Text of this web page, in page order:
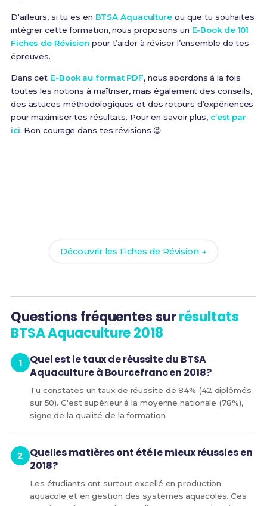
D'ailleurs, si tu es en BTSA Aquacultureou que tu souhaites
intégrer cette formation, nous proposons un E-Book de 101
Fiches de Révision pour t’aider à réviser l’ensemble de tes
épreuves.
Dans cet E-Book au format PDF, nous abordons à la fois
toutes les notions à maîtriser, mais également des conseils,
des astuces méthodologiques et des retours d’expériences
pour maximiser tes résultats. Pour en savoir plus, c’est par
ici. Bon courage dans tes révisions 😉
Découvrir les Fiches de Révision →
Questions fréquentes surrésultats
BTSA Aquaculture 2018
Quel est le taux de réussite du BTSA
Aquaculture à Bourcefranc en 2018?
Tu constates un taux de réussite de 84% (42 diplômés
sur 50). C'est supérieur à la moyenne nationale (78%),
signe de la qualité de la formation.
Quelles matières ont été le mieux réussies en
2018?
Les étudiants ont surtout excellé en production
aquacole et en gestion des systèmes aquacoles. Ces